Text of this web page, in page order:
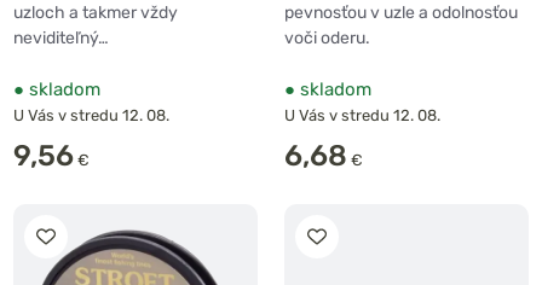
uzloch a takmer vždy
neviditeľný…
● skladom
U Vás v stredu 12. 08.
9,56 €
pevnosťou v uzle a odolnosťou
voči oderu.
● skladom
U Vás v stredu 12. 08.
6,68 €